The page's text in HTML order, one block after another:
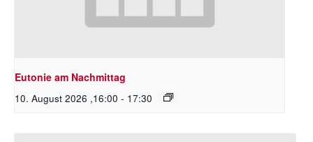
Eutonie am Nachmittag
10. August 2026 ,16:00 - 17:30